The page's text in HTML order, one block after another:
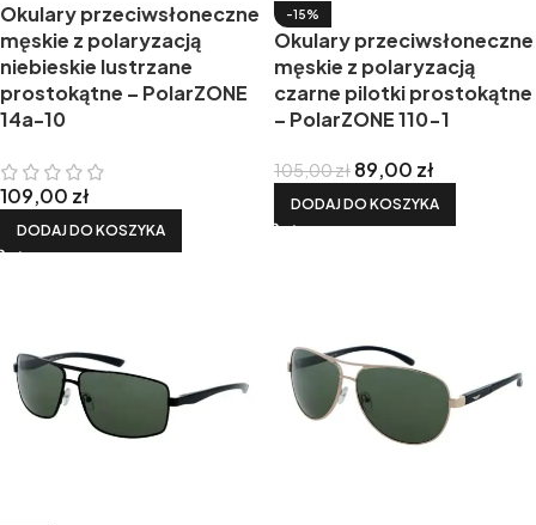
Okulary przeciwsłoneczne
męskie z polaryzacją
niebieskie lustrzane
prostokątne – PolarZONE
14a-10
109,00 zł
DODAJ DO KOSZYKA
-15%
Okulary przeciwsłoneczne
męskie z polaryzacją
czarne pilotki prostokątne
– PolarZONE 110-1
105,00zł 89,00 zł
DODAJ DO KOSZYKA